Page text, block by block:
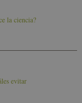
la ciencia?
evitar